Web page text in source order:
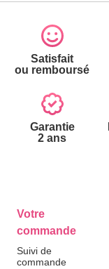
Satisfait
ou remboursé
Garantie
2 ans
Votre
commande
Suivi de
commande